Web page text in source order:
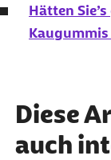
Hätten
Diese
auch